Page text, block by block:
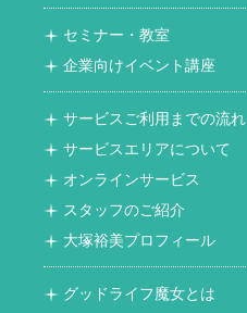
セミナー・教室
企業向けイベント講座
サービスご利用までの流れ
サービスエリアについて
オンラインサービス
スタッフのご紹介
大塚裕美プロフィール
グッドライフ魔女とは